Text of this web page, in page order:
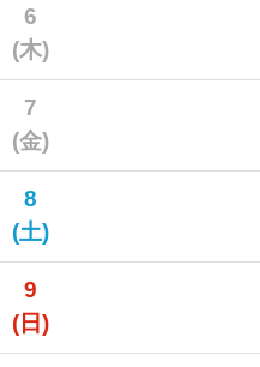
6
(木)
7
(金)
8
(土)
9
(日)